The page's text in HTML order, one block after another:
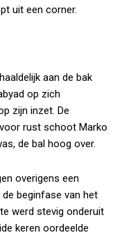
uit een corner.
aan de bak
op zich
zijn inzet. De
rust schoot Marko
de bal hoog over.
overigens een
beginfase van het
werd stevig onderuit
keren oordeelde